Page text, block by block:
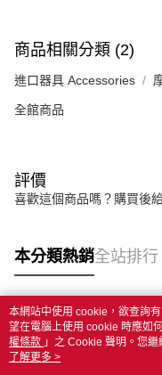
商品相關分類 (2)
進口器具 Accessories
全館商品
評價
喜歡這個商品嗎？購買後
本分類熱銷全站排行
熱門標籤
本網站中使用 cookie，欲查詢
望在電腦上使用 cookie 時應如
權條款 」之 Cookie 聲明。您
用條款之 Cookie 聲明使用
了解更多 >